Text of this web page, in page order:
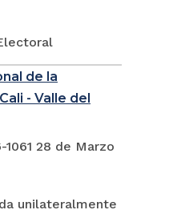
de la
- Valle del
1061 28 de Marzo
unilateralmente